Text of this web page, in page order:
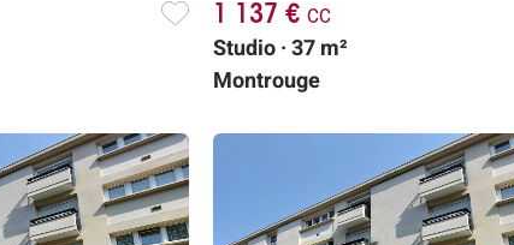
1 137 € cc
Studio · 37 m²
Montrouge